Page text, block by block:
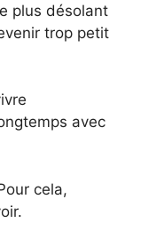
plus désolant
trop petit
avec
cela,